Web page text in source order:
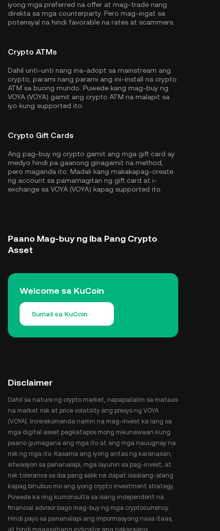
iyong mga preferred na offer at mag-trade nang
direkta sa mga counterparty. Pero mag-ingat sa
potensyal na hindi favorable na rates at scammers.
Crypto ATMs
Dahil unti-unti nang ina-adopt sa mainstream ang
crypto, parami nang parami ang ini-install na crypto
ATM sa buong mundo. Puwede kang mag-buy ng
VOYA (VOYA) gamit ang crypto ATM na malapit sa
iyo kung supported ito.
Crypto Gift Cards
Ang pag-buy ng crypto gamit ang mga gift card ay
medyo hindi pa gaanong ginagamit na method,
pero maganda ito. Madali kang makakapag-create
ng account sa pamamagitan ng gift card at i-
exchange sa VOYA (VOYA) kapag supported ito.
Paano Mag-buy ng Iba Pang Crypto
Asset
Welcome sa KuCoin
Sumali sa KuCoin
Disclaimer
Dahil sa nature ng crypto market, napapailalim sa mataas
na market risk at price volatility ang presyo ng VOYA
(VOYA). Inirerekomenda namin na mag-invest ka lang sa
mga digital asset pagkatapos mong maunawaan kung
paano gumagana ang mga ito at ang mga nauugnay na
risk ng mga ito. Kasama ang iyong antas ng karanasan,
sitwasyon sa pananalapi, mga layunin sa pag-invest, at
risk tolerance sa iba pang salik na dapat isaalang-alang
kapag binubuo mo ang iyong crypto investment strategy.
Puwede ka ring kumonsulta sa isang independent na
financial advisor bago mag-buy ng mga cryptocurrency.
Hindi payo sa pananalapi ang impormasyong nasa itaas,
at hindi maaasahang indicator ang nakaraang